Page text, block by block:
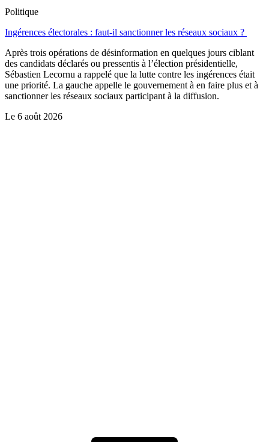
Politique
Ingérences électorales : faut-il sanctionner les réseaux sociaux ?
Après trois opérations de désinformation en quelques jours ciblant
des candidats déclarés ou pressentis à l’élection présidentielle,
Sébastien Lecornu a rappelé que la lutte contre les ingérences était
une priorité. La gauche appelle le gouvernement à en faire plus et à
sanctionner les réseaux sociaux participant à la diffusion.
Le 6 août 2026